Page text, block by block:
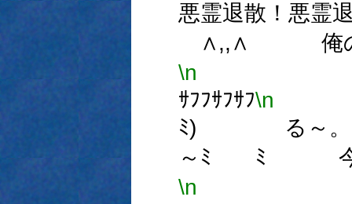
悪霊退散！悪霊
∧,,∧ 俺
\n
ｻﾌﾌｻﾌｻﾌ\n
ﾐ) る～。
～ﾐ ﾐ 今日
\n